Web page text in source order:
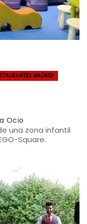
MADRID
Ocio
una zona infantil
Square.